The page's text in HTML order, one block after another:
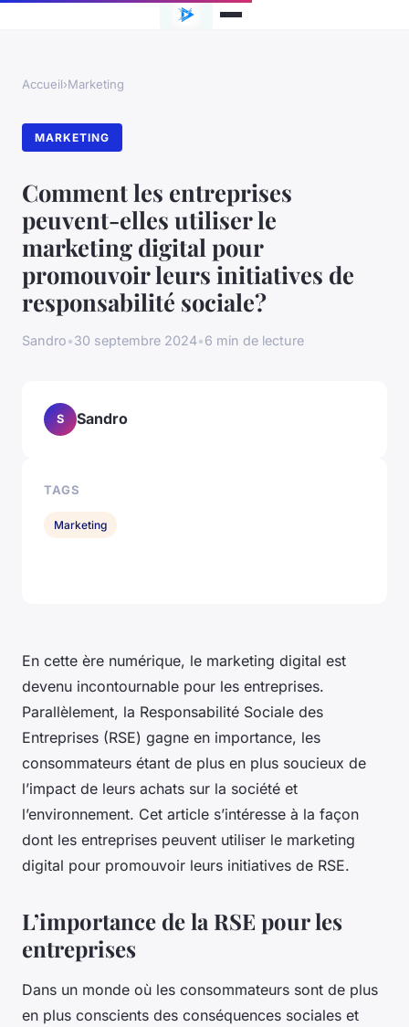
Accueil›Marketing
MARKETING
Comment les entreprises
peuvent-elles utiliser le
marketing digital pour
promouvoir leurs initiatives de
responsabilité sociale?
Sandro•30 septembre 2024•6 min de lecture
En cette ère numérique, le marketing digital est
devenu incontournable pour les entreprises.
Parallèlement, la Responsabilité Sociale des
Entreprises (RSE) gagne en importance, les
consommateurs étant de plus en plus soucieux de
l’impact de leurs achats sur la société et
l’environnement. Cet article s’intéresse à la façon
dont les entreprises peuvent utiliser le marketing
digital pour promouvoir leurs initiatives de RSE.
L’importance de la RSE pour les
entreprises
Dans un monde où les consommateurs sont de plus
en plus conscients des conséquences sociales et
S Sandro
TAGS
Marketing